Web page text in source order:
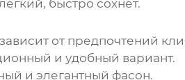
быстро сохнет.
от предпочтений
и удобный вариант.
и элегантный фасон.